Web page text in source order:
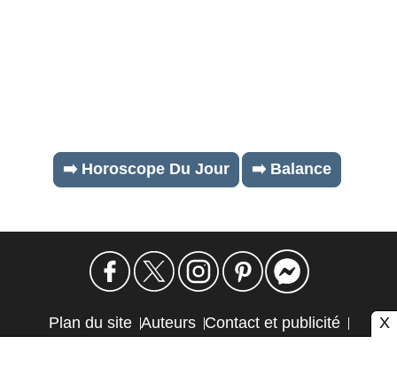
➡️ Horoscope Du Jour ➡️ Balance
Plan du site Auteurs Contact et publicité
X